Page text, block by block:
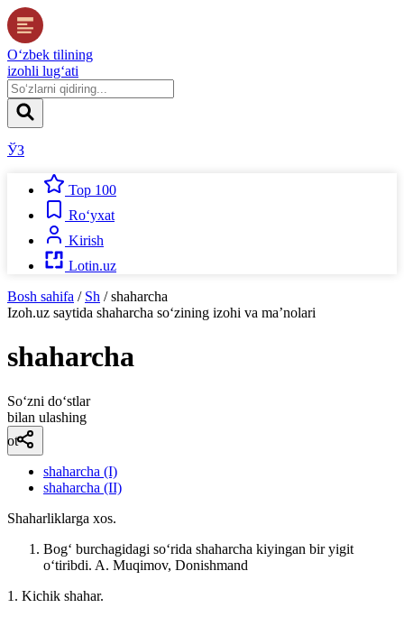
O‘zbek tilining
izohli lug‘ati
ЎЗ
Top 100
Ro‘yxat
Kirish
Lotin.uz
Bosh sahifa / Sh / shaharcha
Izoh.uz saytida shaharcha so‘zining izohi va ma’nolari
shaharcha
So‘zni do‘stlar
bilan ulashing
ot
shaharcha (I)
shaharcha (II)
Shaharliklarga xos.
Bogʻ burchagidagi soʻrida shaharcha kiyingan bir yigit
oʻtiribdi. A. Muqimov, Donishmand
1. Kichik shahar.